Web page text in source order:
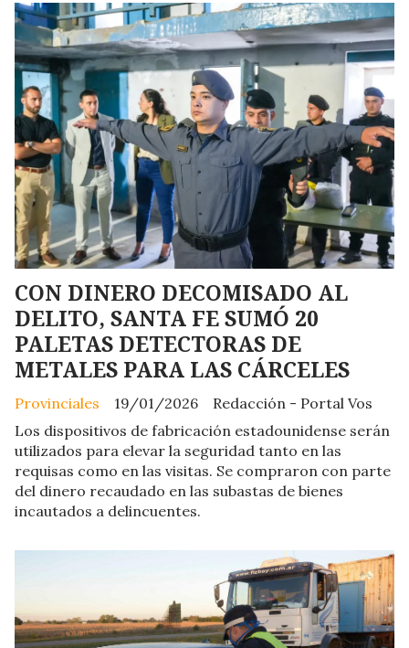
CON DINERO DECOMISADO AL
DELITO, SANTA FE SUMÓ 20
PALETAS DETECTORAS DE
METALES PARA LAS CÁRCELES
Redacción - Portal Vos
Provinciales
19/01/2026
Los dispositivos de fabricación estadounidense serán
utilizados para elevar la seguridad tanto en las
requisas como en las visitas. Se compraron con parte
del dinero recaudado en las subastas de bienes
incautados a delincuentes.